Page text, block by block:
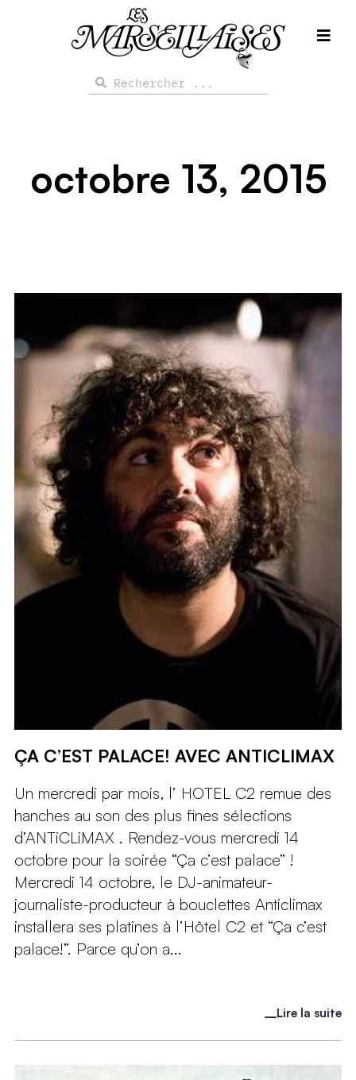
Rechercher
Rechercher
octobre 13, 2015
ÇA C’EST PALACE! AVEC ANTICLIMAX
Un mercredi par mois, l’ HOTEL C2 remue des
hanches au son des plus fines sélections
d’ANTiCLiMAX . Rendez-vous mercredi 14
octobre pour la soirée “Ça c’est palace” !
Mercredi 14 octobre, le DJ-animateur-
journaliste-producteur à bouclettes Anticlimax
installera ses platines à l’Hôtel C2 et “Ça c’est
palace!”. Parce qu’on a...
Lire la suite